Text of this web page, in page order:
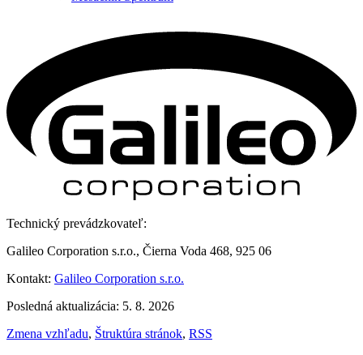
Technický prevádzkovateľ:
Galileo Corporation s.r.o., Čierna Voda 468, 925 06
Kontakt: Galileo Corporation s.r.o.
Posledná aktualizácia: 5. 8. 2026
Zmena vzhľadu, Štruktúra stránok, RSS